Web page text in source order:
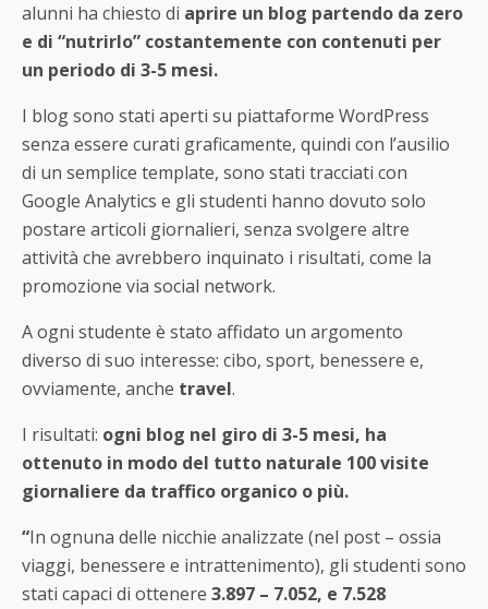
alunni ha chiesto di aprire un blog partendo da zero
e di “nutrirlo” costantemente con contenuti per
un periodo di 3-5 mesi.
I blog sono stati aperti su piattaforme WordPress
senza essere curati graficamente, quindi con l’ausilio
di un semplice template, sono stati tracciati con
Google Analytics e gli studenti hanno dovuto solo
postare articoli giornalieri, senza svolgere altre
attività che avrebbero inquinato i risultati, come la
promozione via social network.
A ogni studente è stato affidato un argomento
diverso di suo interesse: cibo, sport, benessere e,
ovviamente, anche travel.
I risultati: ogni blog nel giro di 3-5 mesi, ha
ottenuto in modo del tutto naturale 100 visite
giornaliere da traffico organico o più.
“In ognuna delle nicchie analizzate (nel post – ossia
viaggi, benessere e intrattenimento), gli studenti sono
stati capaci di ottenere 3.897 – 7.052, e 7.528